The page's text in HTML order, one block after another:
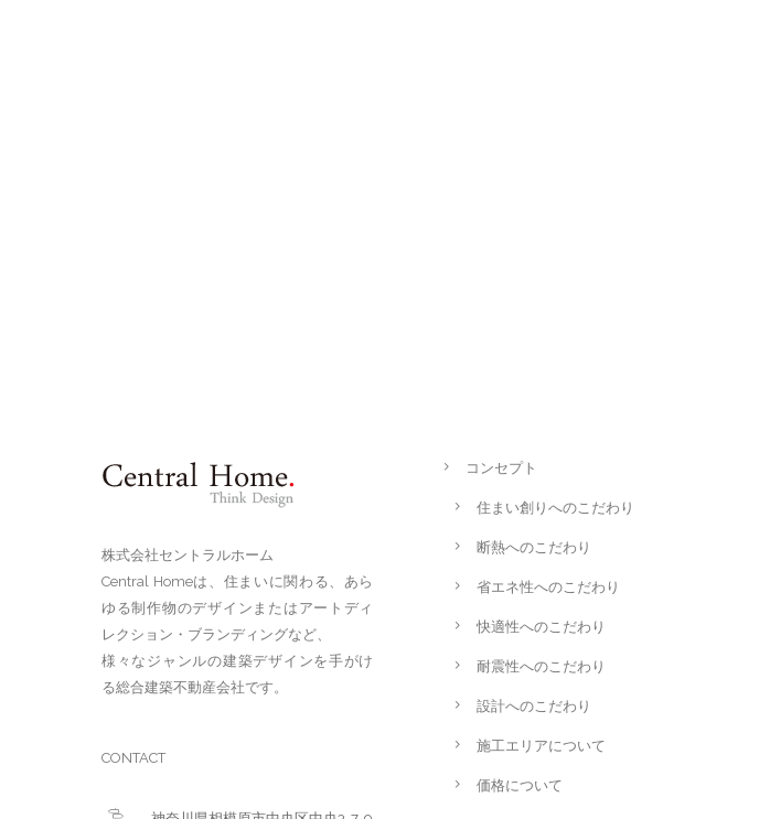
株式会社セントラルホーム
Central Homeは、住まいに関わる、あら
ゆる制作物のデザインまたはアートディ
レクション・ブランディングなど、
様々なジャンルの建築デザインを手がけ
る総合建築不動産会社です。
CONTACT
コンセプト
住まい創りへのこだわり
断熱へのこだわり
省エネ性へのこだわり
快適性へのこだわり
耐震性へのこだわり
設計へのこだわり
施工エリアについて
価格について